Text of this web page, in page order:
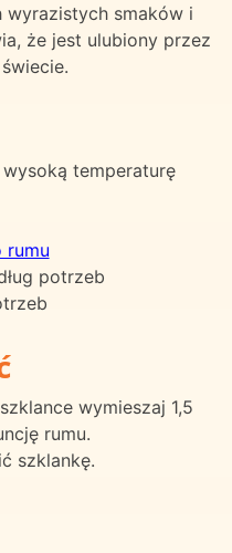
wyrazistych smaków i
że jest ulubiony przez
temperaturę
rumu
potrzeb
wymieszaj 1,5
rumu.
szklankę.